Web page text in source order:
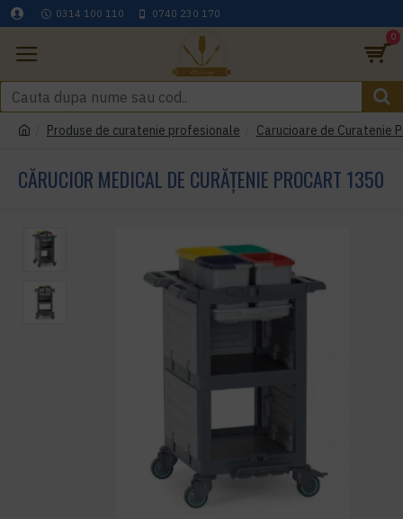
0314 100 110 0740 230 170
0
Produse de curatenie profesionale Carucioare de Curatenie
CĂRUCIOR MEDICAL DE CURĂȚENIE PROCART 1350